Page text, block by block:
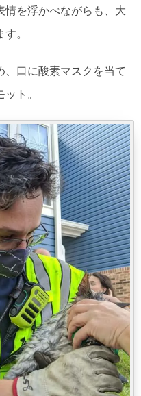
情を浮かべながらも、大
。
、口に酸素マスクを当て
ト。